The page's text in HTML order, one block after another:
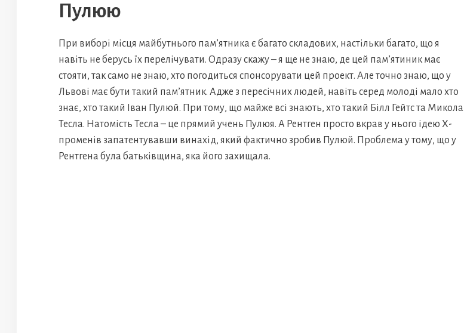
Пулюю
При виборі місця майбутнього пам’ятника є багато складових, настільки багато, що я
навіть не берусь їх перелічувати. Одразу скажу – я ще не знаю, де цей пам’ятиник має
стояти, так само не знаю, хто погодиться спонсорувати цей проект. Але точно знаю, що у
Львові має бути такий пам’ятник. Адже з пересічних людей, навіть серед молоді мало хто
знає, хто такий Іван Пулюй. При тому, що майже всі знають, хто такий Білл Гейтс та Микола
Тесла. Натомість Тесла – це прямий учень Пулюя. А Рентген просто вкрав у нього ідею Х-
променів запатентувавши винахід, який фактично зробив Пулюй. Проблема у тому, що у
Рентгена була батьківщина, яка його захищала.